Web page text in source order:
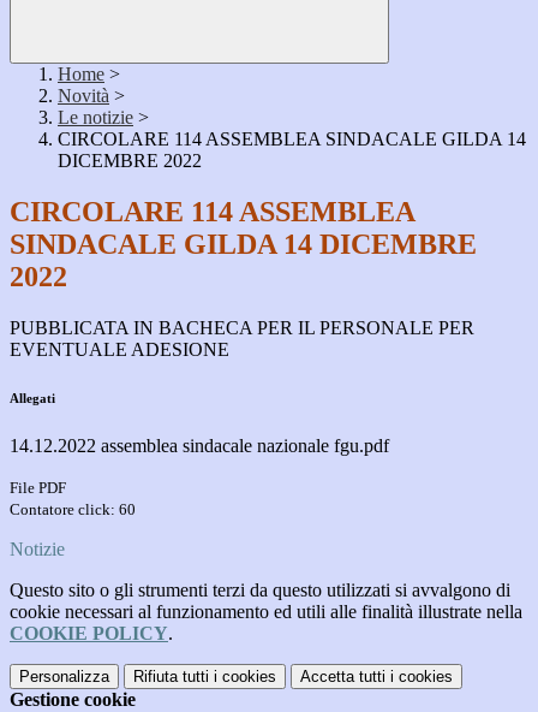
Home >
Novità >
Le notizie >
CIRCOLARE 114 ASSEMBLEA SINDACALE GILDA 14
DICEMBRE 2022
CIRCOLARE 114 ASSEMBLEA
SINDACALE GILDA 14 DICEMBRE
2022
PUBBLICATA IN BACHECA PER IL PERSONALE PER
EVENTUALE ADESIONE
Allegati
14.12.2022 assemblea sindacale nazionale fgu.pdf
File PDF
Contatore click: 60
Notizie
Questo sito o gli strumenti terzi da questo utilizzati si avvalgono di
cookie necessari al funzionamento ed utili alle finalità illustrate nella
COOKIE POLICY.
Personalizza Rifiuta tutti i cookies Accetta tutti i cookies
Gestione cookie